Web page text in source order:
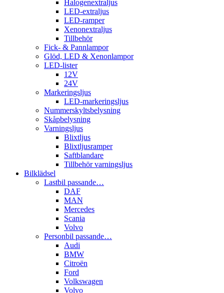
Halogenextraljus
LED-extraljus
LED-ramper
Xenonextraljus
Tillbehör
Fick- & Pannlampor
Glöd, LED & Xenonlampor
LED-lister
12V
24V
Markeringsljus
LED-markeringsljus
Nummerskyltsbelysning
Skåpbelysning
Varningsljus
Blixtljus
Blixtljusramper
Saftblandare
Tillbehör varningsljus
Bilklädsel
Lastbil passande…
DAF
MAN
Mercedes
Scania
Volvo
Personbil passande…
Audi
BMW
Citroën
Ford
Volkswagen
Volvo